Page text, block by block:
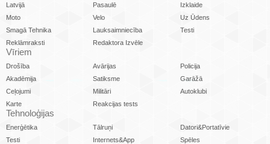
Latvijā Pasaulē
Izklaide
Moto
Velo
Uz Ūdens
Smagā Tehnika
Lauksaimniecība
Testi
Reklāmraksti
Redaktora Izvēle
Vīriem
Drošība Avārijas
Policija
Akadēmija
Satiksme
Garāžā
Ceļojumi
Militāri
Autoklubi
Karte
Reakcijas tests
Tehnoloģijas
Enerģētika Tālruņi
Datori&Portatīvie
Testi
Internets&App
Spēles